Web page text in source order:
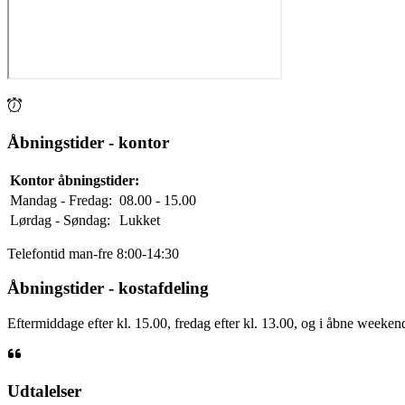
Åbningstider - kontor
Kontor åbningstider:
Mandag - Fredag: 08.00 - 15.00
Lørdag - Søndag:
Lukket
Telefontid man-fre 8:00-14:30
Åbningstider - kostafdeling
Eftermiddage efter kl. 15.00, fredag efter kl. 13.00, og i åbne
Udtalelser